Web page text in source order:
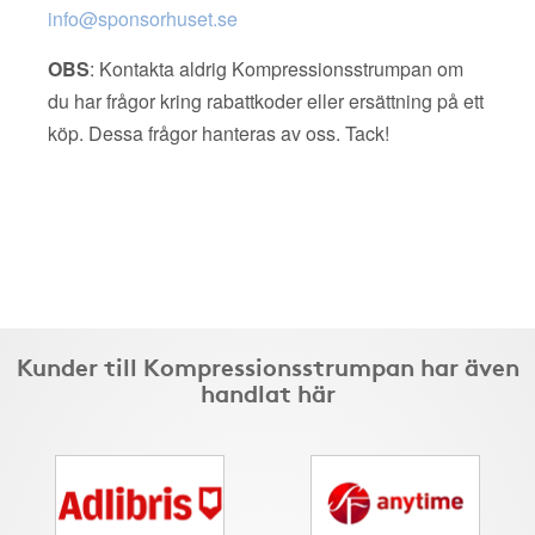
info@sponsorhuset.se
OBS: Kontakta aldrig Kompressionsstrumpan om
du har frågor kring rabattkoder eller ersättning på ett
köp. Dessa frågor hanteras av oss. Tack!
Kunder till Kompressionsstrumpan har även
handlat här